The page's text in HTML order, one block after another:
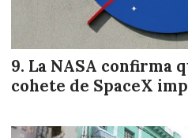
La NASA confirma
cohete de SpaceX